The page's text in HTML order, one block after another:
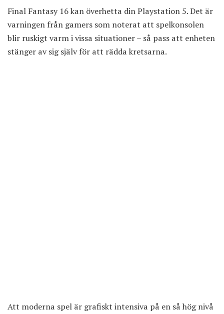
Final Fantasy 16 kan överhetta din Playstation 5. Det är
varningen från gamers som noterat att spelkonsolen
blir ruskigt varm i vissa situationer – så pass att enheten
stänger av sig själv för att rädda kretsarna.
Att moderna spel är grafiskt intensiva på en så hög nivå